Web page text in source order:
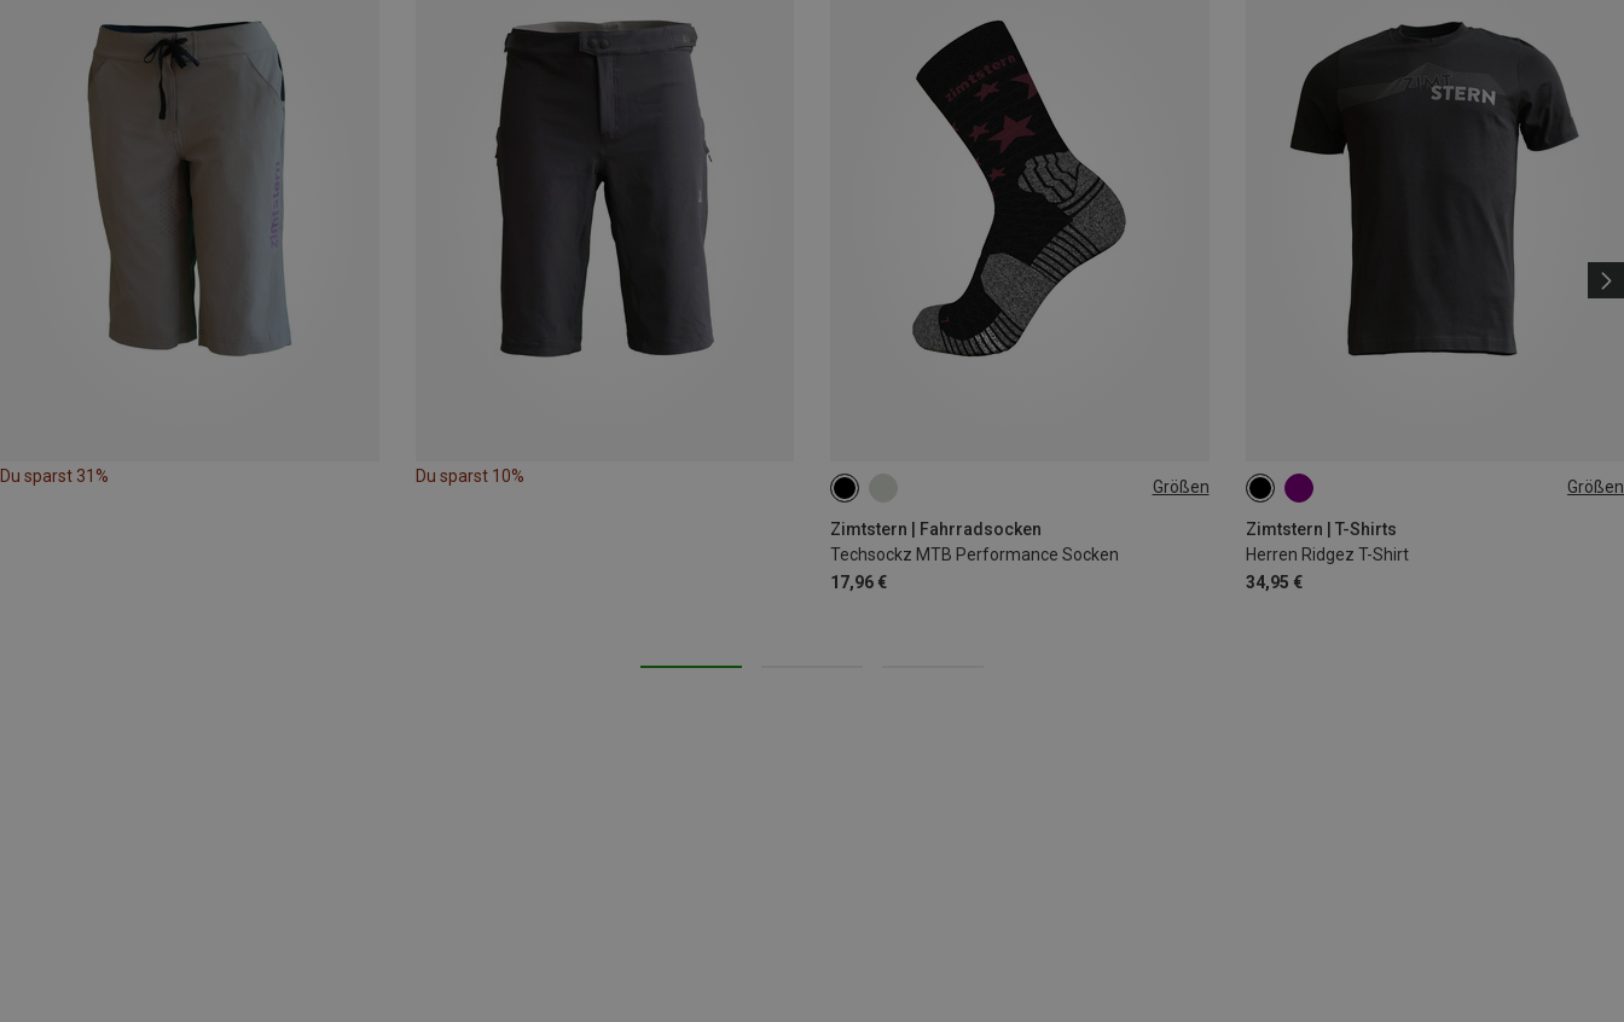
Du sparst 31% Du sparst 10%
Größen
Zimtstern | Fahrradsocken
Techsockz MTB Performance Socken
17,96 €
40|41|42|43 Größen
Zimtstern | T-Shirts
Herren Ridgez T-Shirt
34,95 €
S M